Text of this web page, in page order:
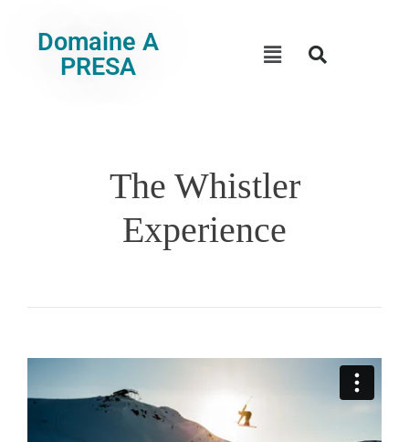
Domaine A
PRESA
The Whistler
Experience